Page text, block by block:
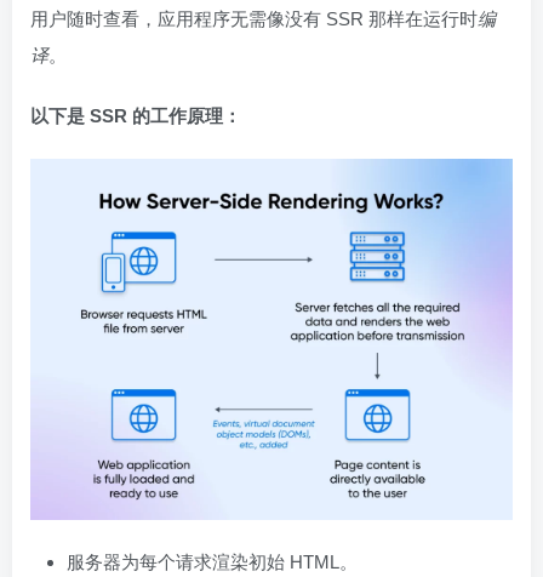
用户随时查看，应用程序无需像没有 SSR 那样在运行时编
译。
以下是 SSR 的工作原理：
服务器为每个请求渲染初始 HTML。